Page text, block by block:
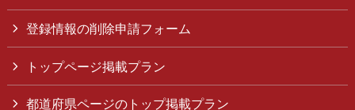
登録情報の削除申請フォーム
トップページ掲載プラン
都道府県ページのトップ掲載プラン